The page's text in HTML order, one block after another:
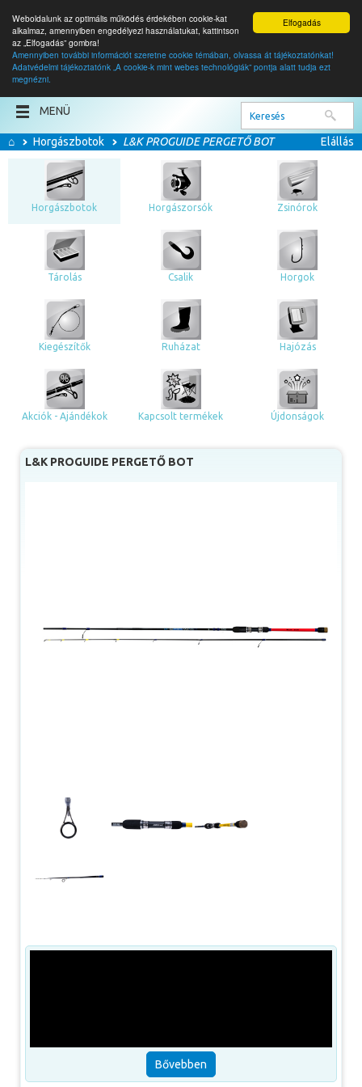
Elfogadás
Weboldalunk az optimális működés érdekében cookie-kat
alkalmaz, amennyiben engedélyezi használatukat, kattintson
az „Elfogadás” gombra!
Amennyiben további információt szeretne cookie témában, olvassa át tájékoztatónkat!
Adatvédelmi tájékoztatónk „A cookie-k mint webes technológiák” pontja alatt tudja ezt
megnézni.
0termék
MENÜ
Elállás
⌂ Horgászbotok L&K PROGUIDE PERGETŐ BOT
Horgászbotok Horgászorsók Zsinórok
Tárolás Csalik Horgok
Kiegészítők Ruházat Hajózás
Akciók - Ajándékok Kapcsolt termékek Újdonságok
L&K PROGUIDE PERGETŐ BOT
Bővebben